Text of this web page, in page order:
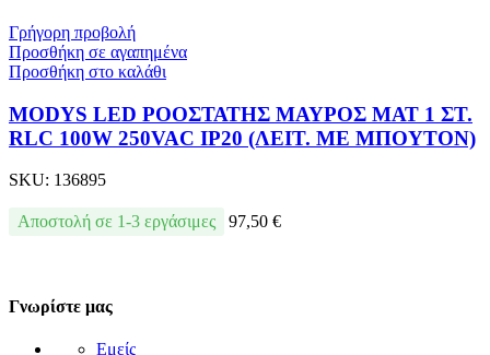
Γρήγορη προβολή
Προσθήκη σε αγαπημένα
Προσθήκη στο καλάθι
MODYS LED ΡΟΟΣΤΑΤΗΣ ΜΑΥΡΟΣ ΜΑΤ 1 ΣΤ.
RLC 100W 250VAC IP20 (ΛΕΙΤ. ΜΕ ΜΠΟΥΤΟΝ)
SKU: 136895
Αποστολή σε 1-3 εργάσιμες 97,50 €
Γνωρίστε μας
Εμείς